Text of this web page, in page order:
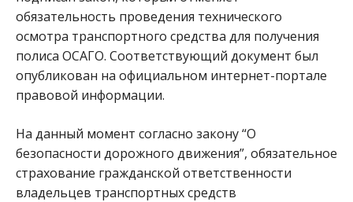
обязательность проведения технического
осмотра транспортного средства для получения
полиса ОСАГО. Соответствующий документ был
опубликован на официальном интернет-портале
правовой информации.
На данный момент согласно закону “О
безопасности дорожного движения”, обязательное
страхование гражданской ответственности
владельцев транспортных средств